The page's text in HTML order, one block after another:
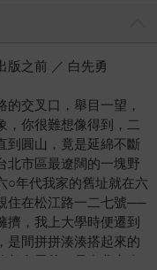
版之前 ／ 白先勇
交叉口，舉目一望，
，你很難想像得到，二
到圓山，竟是延綿不斷
北市區最遼闊的一塊野
○年代我家的舊址就在六
住在松江路一二七號──
擠，我上大學時便遷到
是間拼拼湊湊搭起來的
顧名思義，是台北市東